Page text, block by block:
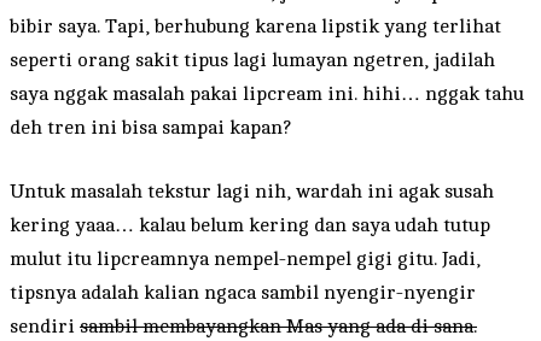
bibir saya. Tapi, berhubung karena lipstik yang terlihat
seperti orang sakit tipus lagi lumayan ngetren, jadilah
saya nggak masalah pakai lipcream ini. hihi… nggak tahu
deh tren ini bisa sampai kapan?
Untuk masalah tekstur lagi nih, wardah ini agak susah
kering yaaa… kalau belum kering dan saya udah tutup
mulut itu lipcreamnya nempel-nempel gigi gitu. Jadi,
tipsnya adalah kalian ngaca sambil nyengir-nyengir
sendiri sambil membayangkan Mas yang ada di sana.